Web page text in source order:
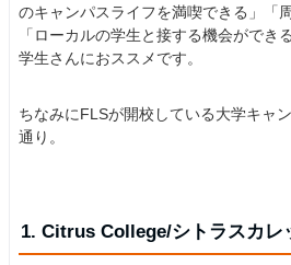
のキャンパスライフを満喫できる」「
「ローカルの学生と接する機会ができ
学生さんにおススメです。
ちなみにFLSが開校している大学キャ
通り。
1. Citrus College/シトラスカレ